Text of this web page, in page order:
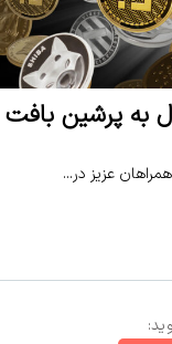
به پرشین بافت
عزیز در...